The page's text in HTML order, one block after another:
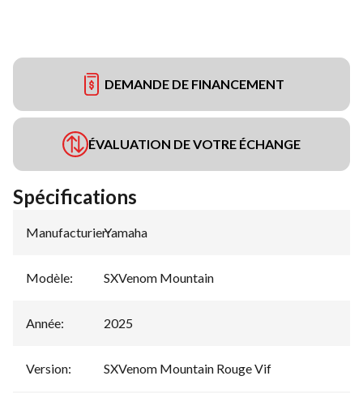
DEMANDE DE FINANCEMENT
ÉVALUATION DE VOTRE ÉCHANGE
Spécifications
Manufacturier:
Yamaha
Modèle: SXVenom Mountain
Année: 2025
Version: SXVenom Mountain Rouge Vif